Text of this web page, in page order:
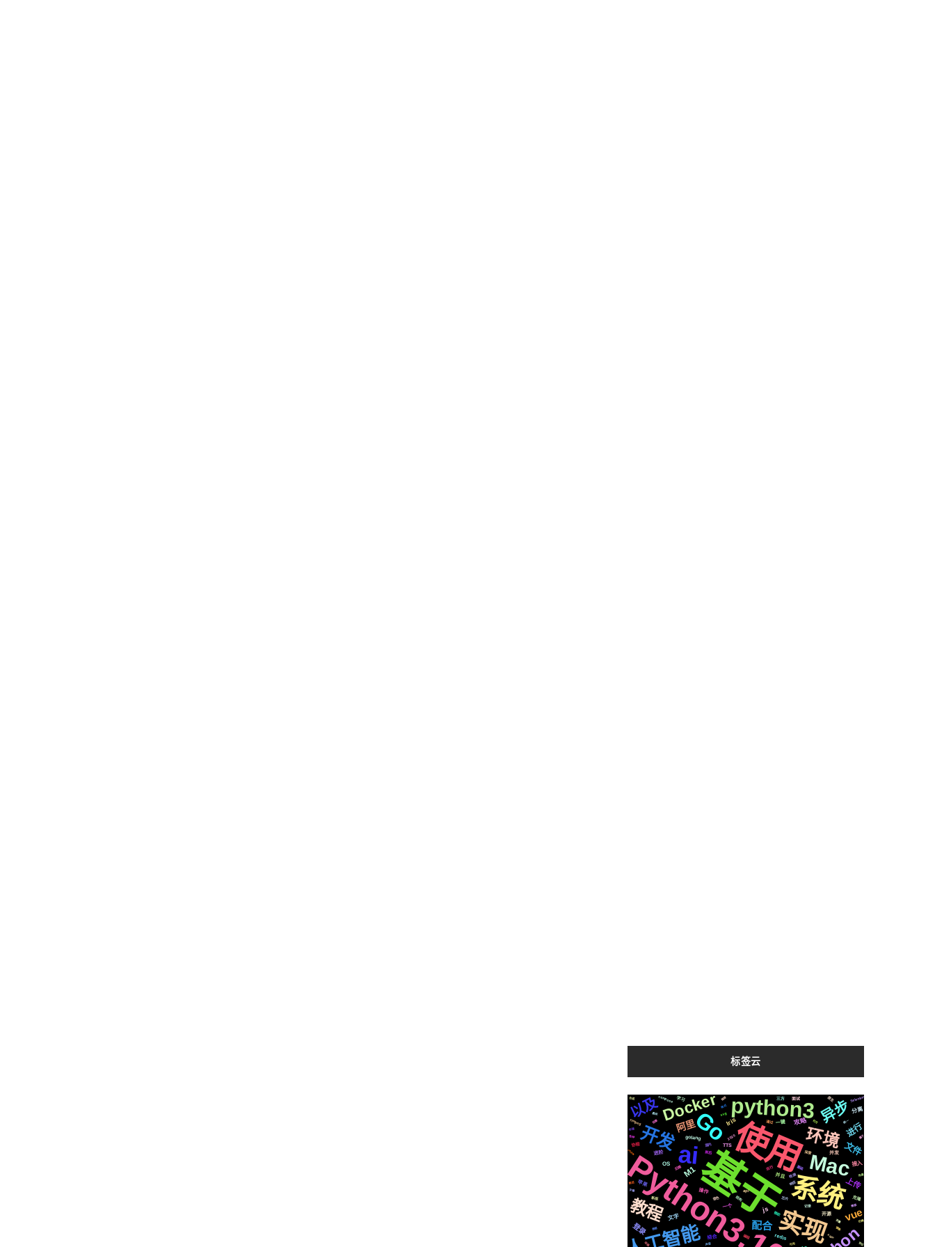
标签云
基于
使用
Python3.10系统
ai
实现
Gopython3
Mac
开发 环境
教程
Docker 异步
以及
配合
vue
阿里
文件
进行
M1
上传
登录
js
Iris 攻略
OS
文字
接入
分离
操作
一个
并且
golang
TTS
一键
进阶
redis
结合
苹果
并发
开源
克隆
协程
面试
api
三方
学习
结构
运行
音色
响应
ffmpeg
compose 原生
芯片
前后
检测
基础
2020
微软
国内
后端
深度
记录
编程
Selenium
通过
新版
svg
可用
声音
社交
数据
centos
推送
需要
格式
字幕
变量
推荐
场景
阻塞
镜像
Apple
各种
存储
遇到
统一
切换
动画
属于
协议
合成